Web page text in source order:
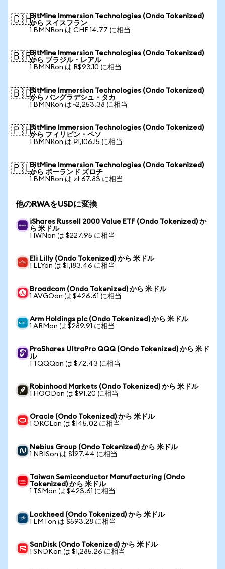
🇨🇭BitMine Immersion Technologies (Ondo Tokenized)
から スイスフラン
1 BMNRon は CHF 14.77 に相当
🇧🇷BitMine Immersion Technologies (Ondo Tokenized)
から ブラジル・レアル
1 BMNRon は R$93.10 に相当
🇧🇩BitMine Immersion Technologies (Ondo Tokenized)
から バングラデシュ・タカ
1 BMNRon は ৳2,253.38 に相当
🇵🇭BitMine Immersion Technologies (Ondo Tokenized)
から フィリピン・ペソ
1 BMNRon は ₱1,106.15 に相当
🇵🇱BitMine Immersion Technologies (Ondo Tokenized)
から ポーランド ズロチ
1 BMNRon は zł 67.83 に相当
他のRWAをUSDに変換
iShares Russell 2000 Value ETF (Ondo Tokenized) か
ら 米ドル
1 IWNon は $227.95 に相当
Eli Lilly (Ondo Tokenized) から 米ドル
1 LLYon は $1,183.46 に相当
Broadcom (Ondo Tokenized) から 米ドル
1 AVGOon は $426.61 に相当
Arm Holdings plc (Ondo Tokenized) から 米ドル
1 ARMon は $289.91 に相当
ProShares UltraPro QQQ (Ondo Tokenized) から 米ド
ル
1 TQQQon は $72.43 に相当
Robinhood Markets (Ondo Tokenized) から 米ドル
1 HOODon は $91.20 に相当
Oracle (Ondo Tokenized) から 米ドル
1 ORCLon は $145.02 に相当
Nebius Group (Ondo Tokenized) から 米ドル
1 NBISon は $197.44 に相当
Taiwan Semiconductor Manufacturing (Ondo
Tokenized) から 米ドル
1 TSMon は $423.61 に相当
Lockheed (Ondo Tokenized) から 米ドル
1 LMTon は $593.28 に相当
SanDisk (Ondo Tokenized) から 米ドル
1 SNDKon は $1,285.26 に相当